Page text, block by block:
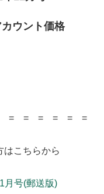
ウント価格
= = = = = =
こちらから
月号(郵送版)